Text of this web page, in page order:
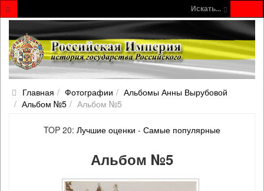
Искать...
Главная Фотографии
Альбомы Анны Вырубовой
Альбом №5
Альбом №5
TOP 20: Лучшие оценки - Самые популярные
Альбом №5